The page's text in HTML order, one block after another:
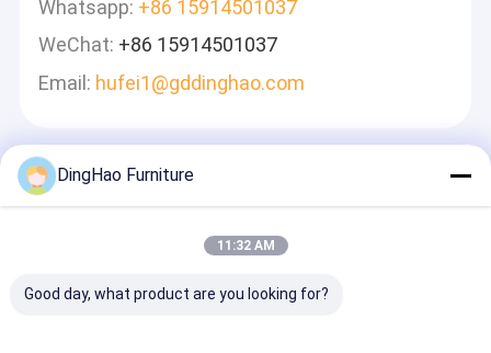
Whatsapp: +86 15914501037
WeChat: +86 15914501037
Email: hufei1@gddinghao.com
Lasciate Un Messaggio
Ti Risponderemo Velocemente
DingHao Furniture
11:32 AM
Good day, what product are you looking for?